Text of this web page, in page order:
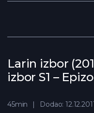
Larin izbor
izbor S1 –
45min Dodao: